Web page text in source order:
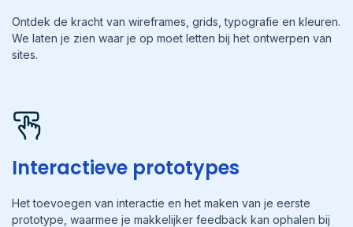
Ontdek de kracht van wireframes, grids, typografie en kleuren.
We laten je zien waar je op moet letten bij het ontwerpen van
sites.
Interactieve prototypes
Het toevoegen van interactie en het maken van je eerste
prototype, waarmee je makkelijker feedback kan ophalen bij